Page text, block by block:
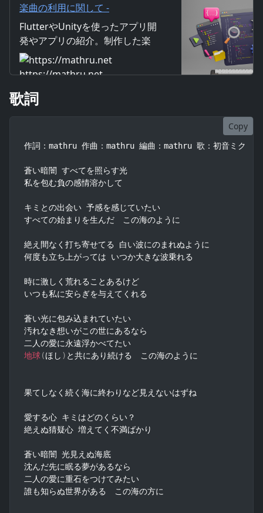
楽曲の利用に関して -
mathru.net | Flutter/Unityによ
るアプリ開発/楽曲・映像制作/素
材配布
FlutterやUnityを使ったアプリ開
発やアプリの紹介。制作した楽
曲・映像の紹介。画像や映像素
材の配布。仕事の受注なども行
https://mathru.net
歌詞
Copy
作詞：mathru 作曲：mathru 編曲：mathru 歌：初音ミク
蒼い暗闇 すべてを照らす光
私を包む負の感情溶かして
キミとの出会い 予感を感じていたい
すべての始まりを生んだ　この海のように
絶え間なく打ち寄せてる 白い波にのまれぬように
何度も立ち上がっては いつか大きな波乗れる
時に激しく荒れることあるけど
いつも私に安らぎを与えてくれる
蒼い光に包み込まれていたい
汚れなき想いがこの世にあるなら
地球(ほし ) と共にあり続ける　この海のように
果てしなく続く海に終わりなど見えないはずね
愛する心 キミはどのくらい？
絶えぬ猜疑心 増えてく不満ばかり
蒼い暗闇 光見えぬ海底
沈んだ先に眠る夢があるなら
二人の愛に重石をつけてみたい
誰も知らぬ世界がある　この海の方に